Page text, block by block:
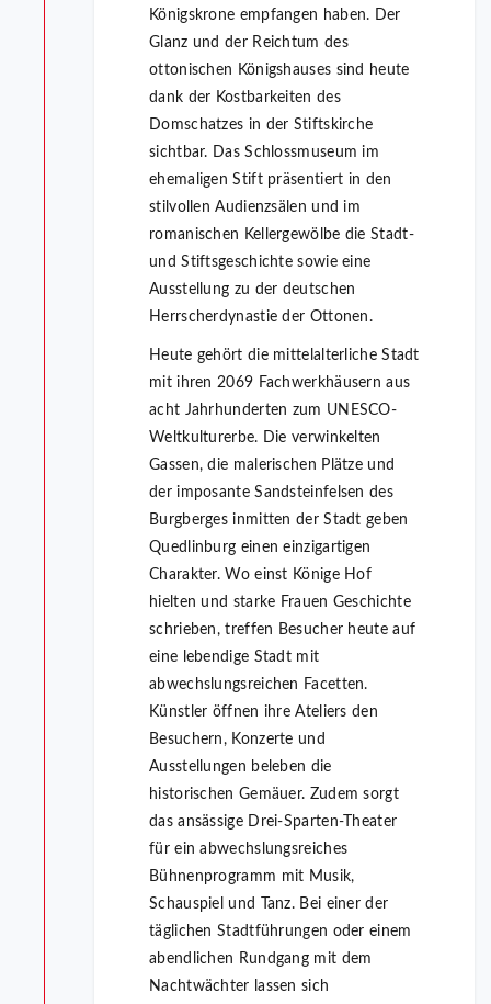
Königskrone empfangen haben. Der
Glanz und der Reichtum des
ottonischen Königshauses sind heute
dank der Kostbarkeiten des
Domschatzes in der Stiftskirche
sichtbar. Das Schlossmuseum im
ehemaligen Stift präsentiert in den
stilvollen Audienzsälen und im
romanischen Kellergewölbe die Stadt-
und Stiftsgeschichte sowie eine
Ausstellung zu der deutschen
Herrscherdynastie der Ottonen.
Heute gehört die mittelalterliche Stadt
mit ihren 2069 Fachwerkhäusern aus
acht Jahrhunderten zum UNESCO-
Weltkulturerbe. Die verwinkelten
Gassen, die malerischen Plätze und
der imposante Sandsteinfelsen des
Burgberges inmitten der Stadt geben
Quedlinburg einen einzigartigen
Charakter. Wo einst Könige Hof
hielten und starke Frauen Geschichte
schrieben, treffen Besucher heute auf
eine lebendige Stadt mit
abwechslungsreichen Facetten.
Künstler öffnen ihre Ateliers den
Besuchern, Konzerte und
Ausstellungen beleben die
historischen Gemäuer. Zudem sorgt
das ansässige Drei-Sparten-Theater
für ein abwechslungsreiches
Bühnenprogramm mit Musik,
Schauspiel und Tanz. Bei einer der
täglichen Stadtführungen oder einem
abendlichen Rundgang mit dem
Nachtwächter lassen sich